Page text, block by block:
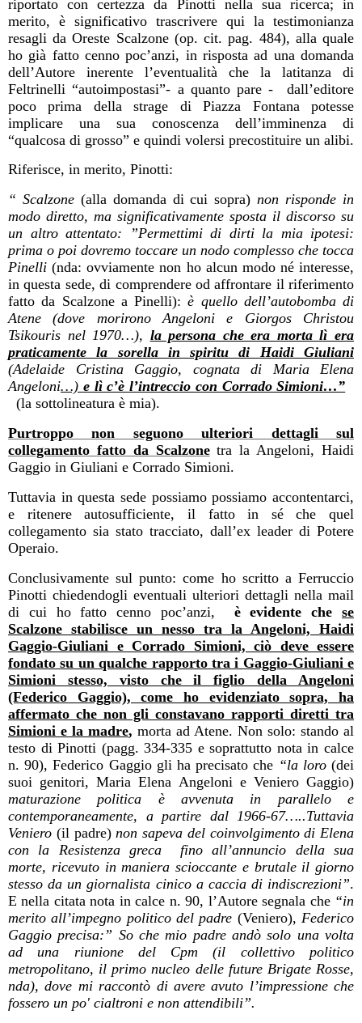
riportato con certezza da Pinotti nella sua ricerca; in
merito, è significativo trascrivere qui la testimonianza
resagli da Oreste Scalzone (op. cit. pag. 484), alla quale
ho già fatto cenno poc’anzi, in risposta ad una domanda
dell’Autore inerente l’eventualità che la latitanza di
Feltrinelli “autoimpostasi”- a quanto pare -
dall’editore
poco prima della strage di Piazza Fontana potesse
implicare una sua conoscenza dell’imminenza di
“qualcosa di grosso” e quindi volersi precostituire un alibi.
Riferisce, in merito, Pinotti:
“ Scalzone (alla domanda di cui sopra)non risponde in
modo diretto, ma significativamente sposta il discorso su
un altro attentato: ”Permettimi di dirti la mia ipotesi:
prima o poi dovremo toccare un nodo complesso che tocca
Pinelli(nda: ovviamente non ho alcun modo né interesse,
in questa sede, di comprendere od affrontare il riferimento
fatto da Scalzone a Pinelli):è quello dell’autobomba di
Atene (dove morirono Angeloni e Giorgos Christou
Tsikouris nel 1970…), la persona che era morta lì era
praticamente la sorella in spiritu di Haidi Giuliani
(Adelaide Cristina Gaggio, cognata di Maria Elena
Angeloni…) e lì c’è l’intreccio con Corrado Simioni…”
(la sottolineatura è mia).
Purtroppo non seguono ulteriori dettagli sul
collegamento fatto da Scalzonetra la Angeloni, Haidi
Gaggio in Giuliani e Corrado Simioni.
Tuttavia in questa sede possiamo possiamo accontentarci,
e ritenere autosufficiente, il fatto in sé che quel
collegamento sia stato tracciato, dall’ex leader di Potere
Operaio.
Conclusivamente sul punto: come ho scritto a Ferruccio
Pinotti chiedendogli eventuali ulteriori dettagli nella mail
di cui ho fatto cenno poc’anzi,
è evidente chese
Scalzone stabilisce un nesso tra la Angeloni, Haidi
Gaggio-Giuliani e Corrado Simioni, ciò deve essere
fondato su un qualche rapporto tra i Gaggio-Giuliani e
Simioni stesso, visto che il figlio della Angeloni
(Federico Gaggio), come ho evidenziato sopra, ha
affermato che non gli constavano rapporti diretti tra
Simioni e la madre, morta ad Atene. Non solo: stando al
testo di Pinotti (pagg. 334-335 e soprattutto nota in calce
n. 90), Federico Gaggio gli ha precisato che “la loro(dei
suoi genitori, Maria Elena Angeloni e Veniero Gaggio)
maturazione politica è avvenuta in parallelo e
contemporaneamente, a partire dal 1966-67…..Tuttavia
Veniero (il padre) non sapeva del coinvolgimento di Elena
con la Resistenza greca
fino all’annuncio della sua
morte, ricevuto in maniera scioccante e brutale il giorno
stesso da un giornalista cinico a caccia di indiscrezioni”.
E nella citata nota in calce n. 90, l’Autore segnala che “in
merito all’impegno politico del padre (Veniero), Federico
Gaggio precisa:” So che mio padre andò solo una volta
ad una riunione del Cpm (il collettivo politico
metropolitano, il primo nucleo delle future Brigate Rosse,
nda), dove mi raccontò di avere avuto l’impressione che
fossero un po' cialtroni e non attendibili”.